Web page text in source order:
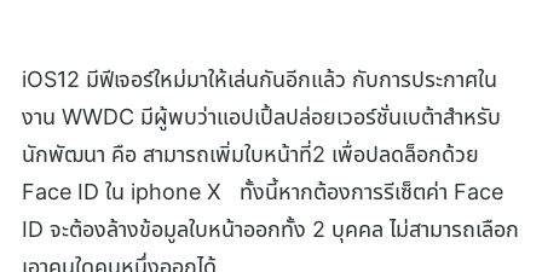
iOS12 มีฟีเจอร์ใหม่มาให้เล่นกันอีกแล้ว กับการประกาศใน
งาน WWDC มีผู้พบว่าแอปเปิ้ลปล่อยเวอร์ชั่นเบต้าสำหรับ
นักพัฒนา คือ สามารถเพิ่มใบหน้าที่2 เพื่อปลดล็อกด้วย
Face ID ใน iphone X ทั้งนี้หากต้องการรีเซ็ตค่า Face
ID จะต้องล้างข้อมูลใบหน้าออกทั้ง 2 บุคคล ไม่สามารถเลือก
เอาคนใดคนหนึ่งออกได้